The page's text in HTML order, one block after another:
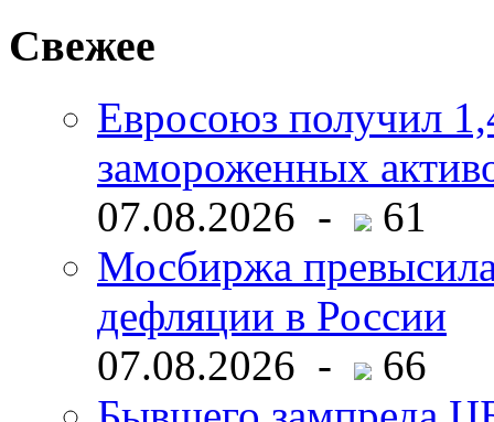
Свежее
Евросоюз получил
замороженных
07.08.2026 -
61
Мосбиржа
дефляции в России
07.08.2026 -
66